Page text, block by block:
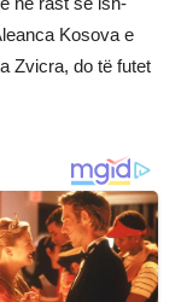
Kosova e
Zvicra, do të futet